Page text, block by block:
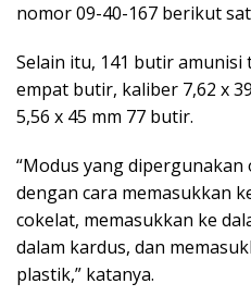
nomor 09-40-167 berikut
Selain itu, 141 butir
empat butir, kaliber 7,62 x
5,56 x 45 mm 77 butir.
“Modus yang
dengan cara memasukkan
cokelat, memasukkan ke
dalam kardus, dan
plastik,” katanya.